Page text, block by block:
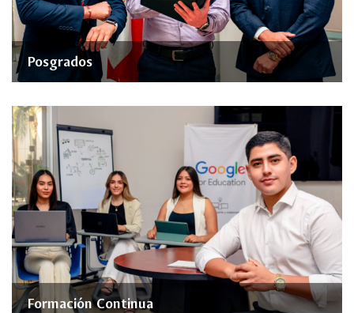
Posgrados
Formación Continua